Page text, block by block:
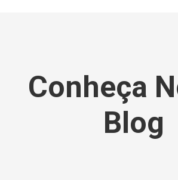
Conheça
Blog